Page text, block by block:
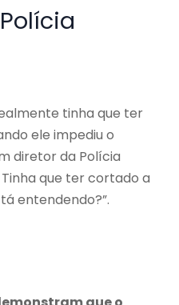
tinha que ter
ele impediu o
diretor da Polícia
que ter cortado a
entendendo?”.